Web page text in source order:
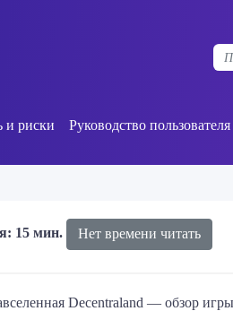
и риски Руководство пользователя
15 мин. Нет времени читать
Decentraland — обзор